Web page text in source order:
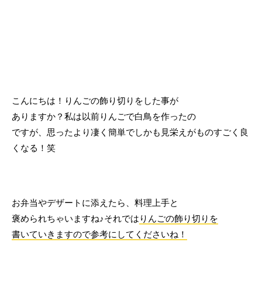
こんにちは！りんごの飾り切りをした事が
ありますか？私は以前りんごで白鳥を作ったの
ですが、思ったより凄く簡単でしかも見栄えがものすごく良
くなる！笑
お弁当やデザートに添えたら、料理上手と
褒められちゃいますね♪それでは りんごの飾り切りを
書いていきますので参考にしてくださいね！